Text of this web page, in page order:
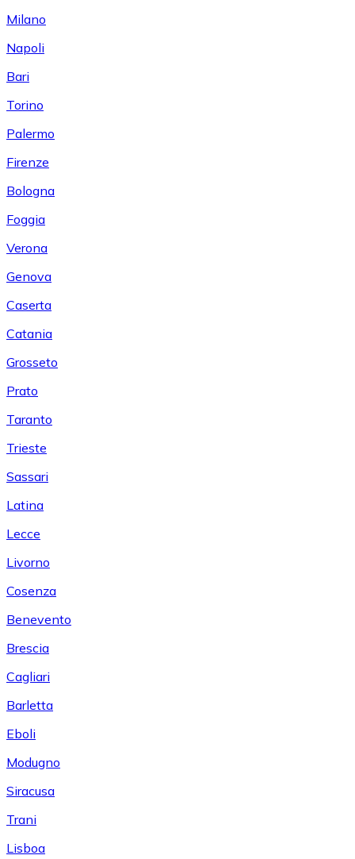
Milano
Napoli
Bari
Torino
Palermo
Firenze
Bologna
Foggia
Verona
Genova
Caserta
Catania
Grosseto
Prato
Taranto
Trieste
Sassari
Latina
Lecce
Livorno
Cosenza
Benevento
Brescia
Cagliari
Barletta
Eboli
Modugno
Siracusa
Trani
Lisboa